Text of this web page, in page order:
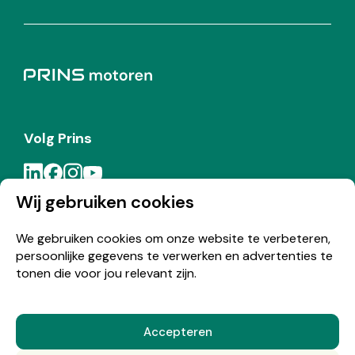
Wij gebruiken cookies
We gebruiken cookies om onze website te verbeteren,
persoonlijke gegevens te verwerken en advertenties te
tonen die voor jou relevant zijn.
Accepteren
Volg Prins
Meld je aan voor de Prins nieuwsbrief
© Copyright 2026 Prins